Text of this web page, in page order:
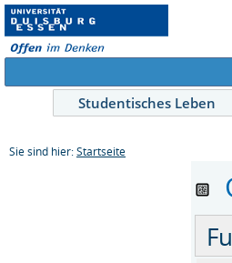
Studentisches Leben
Sie sind hier: Startseite